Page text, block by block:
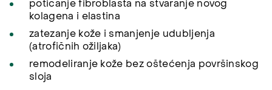
poticanje fibroblasta na stvaranje novog
kolagena i elastina
zatezanje kože i smanjenje udubljenja
(atrofičnih ožiljaka)
remodeliranje kože bez oštećenja površinskog
sloja